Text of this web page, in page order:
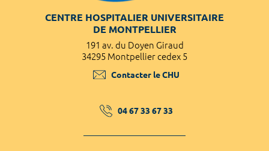
CENTRE HOSPITALIER UNIVERSITAIRE
DE MONTPELLIER
191 av. du Doyen Giraud
34295 Montpellier cedex 5
Contacter le CHU
04 67 33 67 33